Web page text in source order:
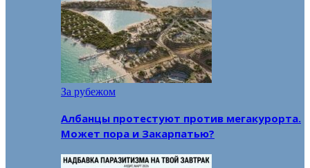
За рубежом
Албанцы протестуют против мегакурорта.
Может пора и Закарпатью?